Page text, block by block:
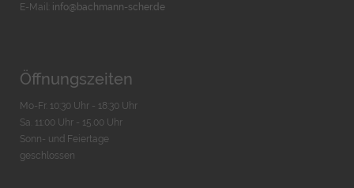
E-Mail: info@bachmann-scher.de
Öffnungszeiten
Mo-Fr. 10:30 Uhr - 18:30 Uhr
Sa. 11:00 Uhr - 15.00 Uhr
Sonn- und Feiertage
geschlossen